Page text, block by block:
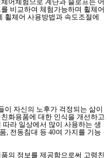
비교하여 체험가능하며 휠체어
휠체어 사용방법과 속도조절에
이 자신의 노후가 걱정되는 삶이
화용품에 대한 인식을 개선하고
라 일상에서 많이 사용하는 생
, 전동침대 등 40여 가지를 기능
의 정보를 제공함으로써 고령친